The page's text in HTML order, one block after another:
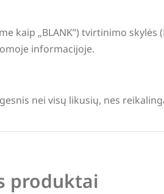
kaip „BLANK”) tvirtinimo skylės
informacijoje.
nei visų likusių, nes
produktai